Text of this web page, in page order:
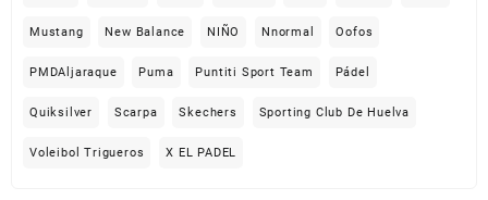
Mustang New Balance NIÑO Nnormal Oofos
PMDAljaraque Puma Puntiti Sport Team Pádel
Quiksilver Scarpa Skechers Sporting Club De Huelva
Voleibol Trigueros X EL PADEL